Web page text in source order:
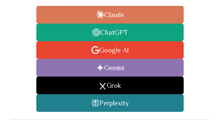
Claude
ChatGPT
Google AI
Gemini
Grok
Perplexity